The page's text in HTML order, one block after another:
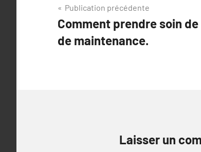
Navigation
de
l’article
Publication précédente
Comment prendre soin
de maintenance.
Laisser un